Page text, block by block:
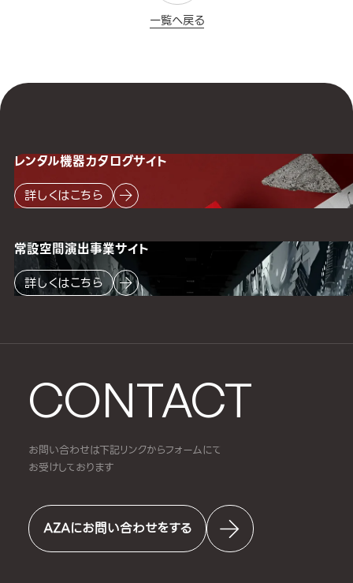
一覧へ戻る
CONTACT
お問い合わせは下記リンクからフォームにて
お受けしております
AZAにお問い合わせをする
レンタル機器カタログサイト
詳しくはこちら
常設空間演出事業サイト
詳しくはこちら